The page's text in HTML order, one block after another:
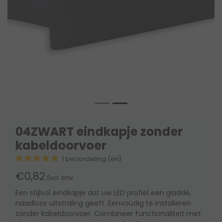
04ZWART eindkapje zonder
kabeldoorvoer
1 beoordeling (en)
€0,82 Excl. btw
Een stijlvol eindkapje dat uw LED profiel een gladde,
naadloze uitstraling geeft. Eenvoudig te installeren
zonder kabeldoorvoer. Combineer functionaliteit met